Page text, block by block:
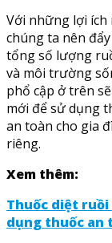
Với những lợi ích
chúng ta nên
tổng số lượng
và môi trường
phổ cập ở trên
mới để sử dụng
an toàn cho gia
riêng.
Xem thêm:
Thuốc diệt ruồi
dụng thuốc an